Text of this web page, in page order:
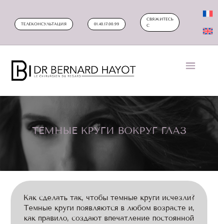
ТЕЛЕКОНСУЛЬТАЦИЯ 01.40.17.00.99
СВЯЖИТЕСЬ
С
ТЕМНЫЕ КРУГИ ВОКРУГ ГЛАЗ
Как сделать так, чтобы темные круги исчезли?
Темные круги появляются в любом возрасте и,
как правило, создают впечатление постоянной